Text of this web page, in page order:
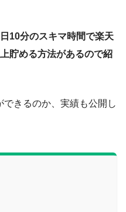
10分のスキマ時間で楽天
貯める方法があるので紹
きるのか、実績も公開し